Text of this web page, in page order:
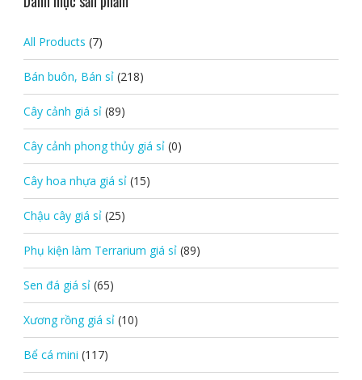
All Products (7)
Bán buôn, Bán sỉ (218)
Cây cảnh giá sỉ (89)
Cây cảnh phong thủy giá sỉ (0)
Cây hoa nhựa giá sỉ (15)
Chậu cây giá sỉ (25)
Phụ kiện làm Terrarium giá sỉ (89)
Sen đá giá sỉ (65)
Xương rồng giá sỉ (10)
Bể cá mini (117)